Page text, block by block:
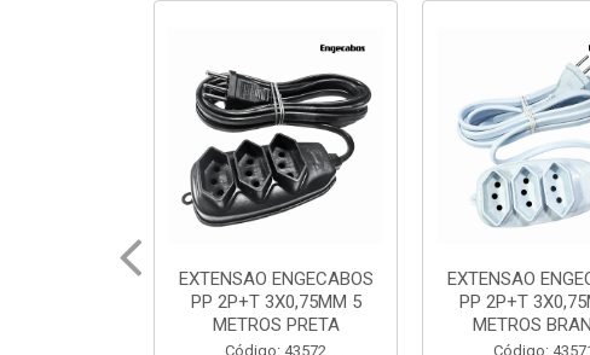
EXTENSAO ENGECABOS
PP 2P+T 3X0,75MM 3
METROS BRANCA
Código: 43571
FILTRO DE
ENGECABOS
TOMADAS 0,80
BRANCA